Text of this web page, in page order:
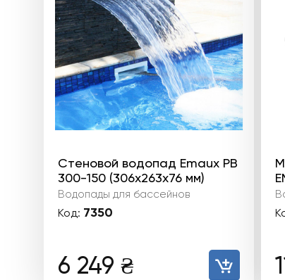
Стеновой водопад Emaux PB
300-150 (306х263х76 мм)
Водопады для бассейнов
Код: 7350
6 249 ₴